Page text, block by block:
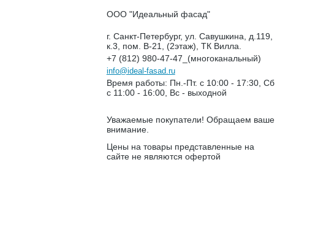
ООО "Идеальный фасад"
г. Санкт-Петербург, ул. Савушкина, д.119,
к.3, пом. В-21, (2этаж), ТК Вилла.
+7 (812) 980-47-47_(многоканальный)
info@ideal-fasad.ru
Время работы: Пн.-Пт. с 10:00 - 17:30, Сб
с 11:00 - 16:00, Вс - выходной
Уважаемые покупатели! Обращаем ваше
внимание.
Цены на товары представленные на
сайте не являются офертой